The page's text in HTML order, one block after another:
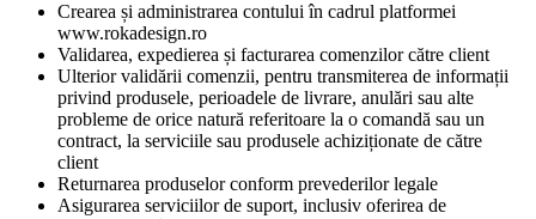
Crearea și administrarea contului în cadrul platformei
www.rokadesign.ro
Validarea, expedierea și facturarea comenzilor către client
Ulterior validării comenzii, pentru transmiterea de informații
privind produsele, perioadele de livrare, anulări sau alte
probleme de orice natură referitoare la o comandă sau un
contract, la serviciile sau produsele achiziționate de către
client
Returnarea produselor conform prevederilor legale
Asigurarea serviciilor de suport, inclusiv oferirea de